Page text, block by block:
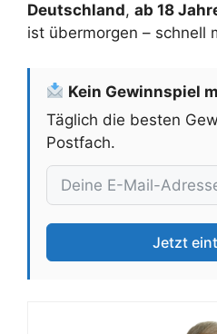
Deutschland, ab 18
ist übermorgen – schnell
Kein Gewinnspiel
Täglich die besten
Postfach.
Jetzt